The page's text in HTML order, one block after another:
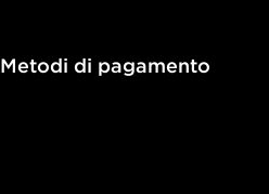
Metodi di pagamento